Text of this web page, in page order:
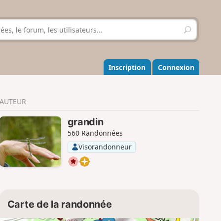
R
e
h
e
r
r
Inscription Connexion
AUTEUR
grandin
560 Randonnées
Visorandonneur
Carte de la randonnée